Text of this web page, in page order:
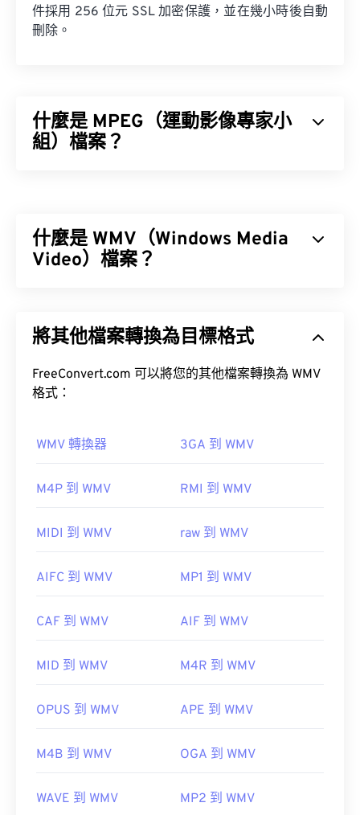
件採用 256 位元 SSL 加密保護，並在幾小時後自動
刪除。
什麼是 MPEG（運動影像專家小
組）檔案？
案體積小但品質相對較高的影片檔案。 MPEG 檔案
副檔名與MPEG-1格式最為密切相關。
如何開啟 MPEG 檔案？
開啟。
當檔案包含 MPEG-2 影片時。在這種情況下，請下
VLC 媒體播放
開發者：
運動影像專家小組 (MPEG)
實用連結：
什麼是 WMV（Windows Media
Video）檔案？
產生易於管理且能保持視訊品質的檔案。 WMV 檔案
格式中。
如何開啟 WMV 檔案？
ASF）檔案。
WMV 也很容易轉換為其他影片檔案格式。但是，請
HandBrake
初始發佈時間：
相關連結：
將其他檔案轉換為目標格式
FreeConvert.com 可以將您的其他檔案轉換為 WMV
格式：
WMV 轉換器 3GA 到 WMV
M4P 到 WMV RMI 到 WMV
MIDI 到 WMV raw 到 WMV
AIFC 到 WMV MP1 到 WMV
CAF 到 WMV AIF 到 WMV
MID 到 WMV M4R 到 WMV
OPUS 到 WMV APE 到 WMV
M4B 到 WMV OGA 到 WMV
WAVE 到 WMV MP2 到 WMV